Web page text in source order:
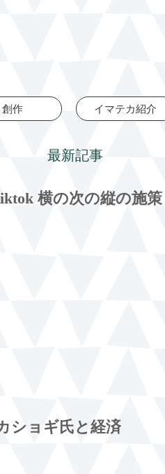
創作 イマテカ紹介
最新記事
横の次の縦の施策
ショギ氏と経済